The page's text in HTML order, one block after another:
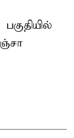
பகுதியில்